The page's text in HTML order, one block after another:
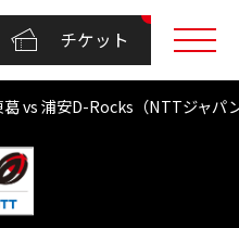
チケット
葛 vs 浦安D-Rocks（NTTジャ